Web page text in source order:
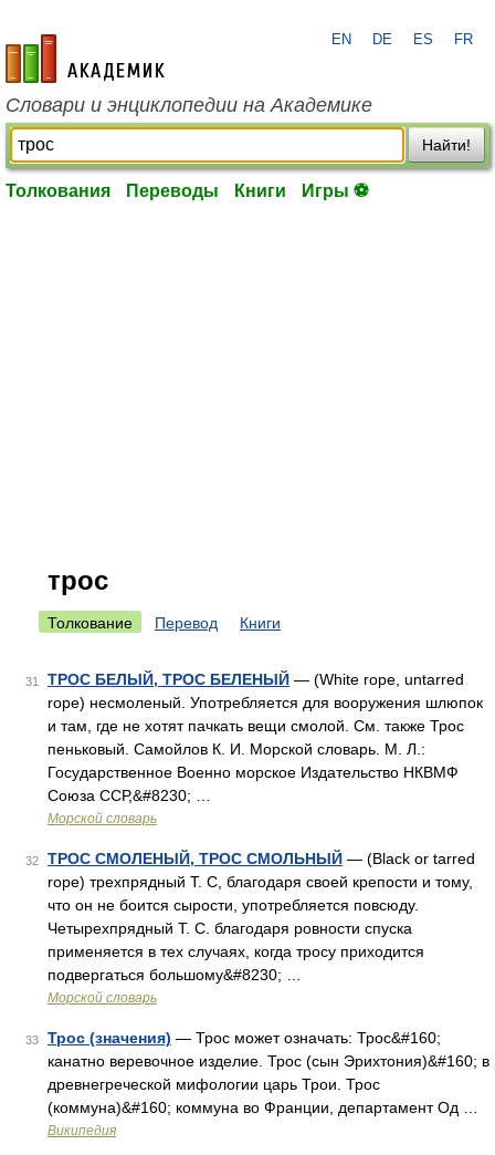
academic.ru
EN DE ES FR
Словари и энциклопедии на Академике
Найти!
Толкования Переводы Книги Игры ⚽
трос
Толкование Перевод Книги
31 ТРОС БЕЛЫЙ, ТРОС БЕЛЕНЫЙ — (White rope, untarred
rope) несмоленый. Употребляется для вооружения шлюпок
и там, где не хотят пачкать вещи смолой. См. также Трос
пеньковый. Самойлов К. И. Морской словарь. М. Л.:
Государственное Военно морское Издательство НКВМФ
Союза ССР,&#8230; …
Морской словарь
32 ТРОС СМОЛЕНЫЙ, ТРОС СМОЛЬНЫЙ — (Black or tarred
rope) трехпрядный Т. С, благодаря своей крепости и тому,
что он не боится сырости, употребляется повсюду.
Четырехпрядный Т. С. благодаря ровности спуска
применяется в тех случаях, когда тросу приходится
подвергаться большому&#8230; …
Морской словарь
33 Трос (значения) — Трос может означать: Трос&#160;
канатно веревочное изделие. Трос (сын Эрихтония)&#160; в
древнегреческой мифологии царь Трои. Трос
(коммуна)&#160; коммуна во Франции, департамент Од …
Википедия